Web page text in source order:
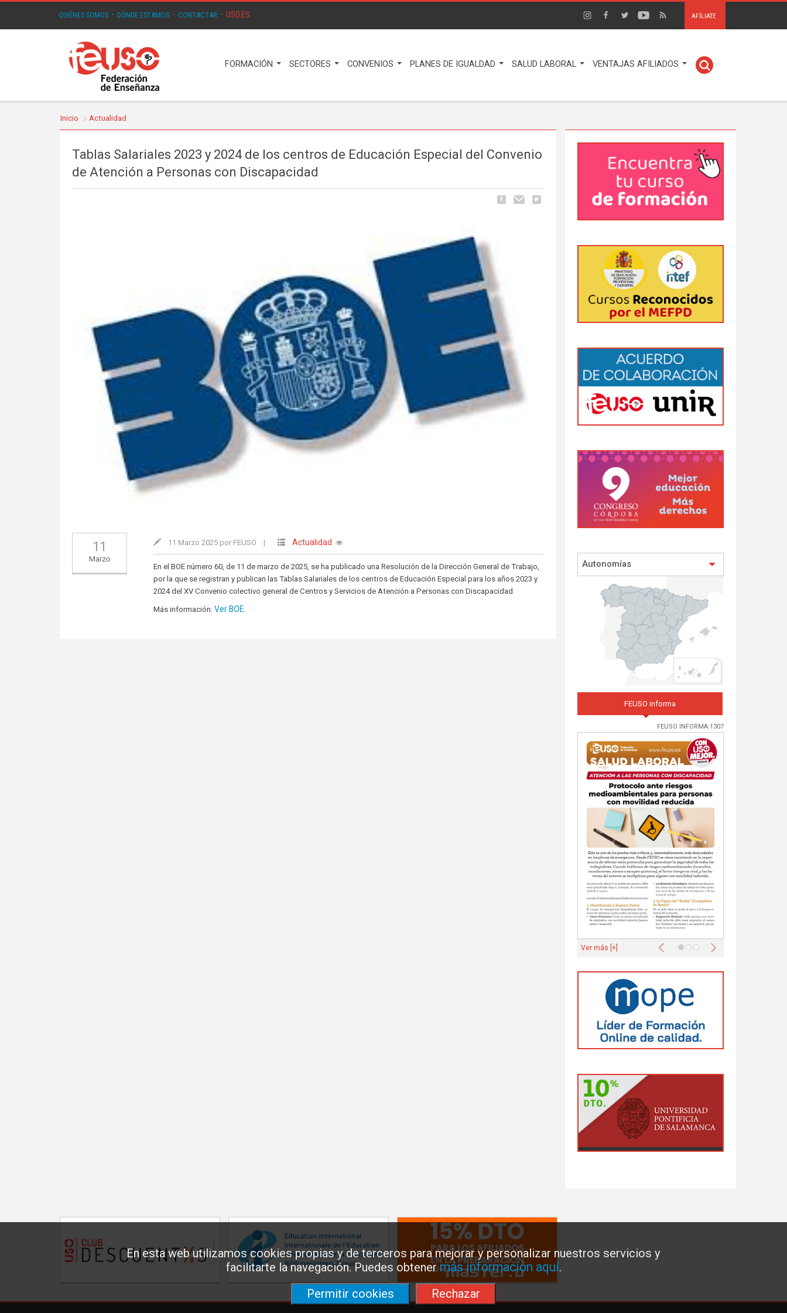
En esta web utilizamos cookies propias y de terceros para mejorar y personalizar nuestros servicios y
facilitarte la navegación. Puedes obtenermás información aquí.
Permitir cookies
Rechazar
QUIÉNES SOMOS · DÓNDE ESTAMOS · CONTACTAR · USO.ES AFÍLIATE
FORMACIÓN SECTORES CONVENIOS PLANES DE IGUALDAD SALUD LABORAL VENTAJAS AFILIADOS
Inicio Actualidad
Tablas Salariales 2023 y 2024 de los centros de Educación Especial del Convenio
de Atención a Personas con Discapacidad
11
Marzo
11 Marzo 2025 por FEUSO | Actualidad
En el BOE número 60, de 11 de marzo de 2025, se ha publicado una Resolución de la Dirección General de Trabajo,
por la que se registran y publican las Tablas Salariales de los centros de Educación Especial para los años 2023 y
2024 del XV Convenio colectivo general de Centros y Servicios de Atención a Personas con Discapacidad.
Más información:Ver BOE.
Autonomías
FEUSO informa
FEUSO INFORMA 1307
Anterior Siguiente
Ver más [+]